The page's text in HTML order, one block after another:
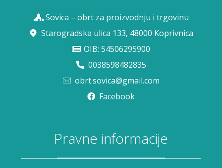
Sovica – obrt za proizvodnju i trgovinu
Starogradska ulica 133, 48000 Koprivnica
OIB: 54506295900
0038598482835
obrt.sovica@gmail.com
Facebook
Pravne informacije